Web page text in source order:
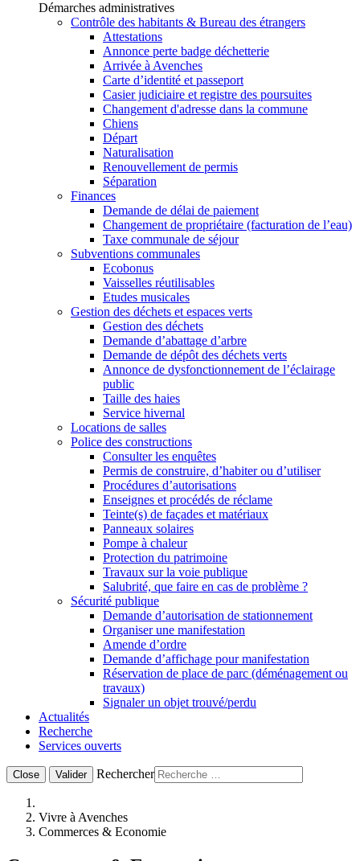
Démarches administratives
Contrôle des habitants & Bureau des étrangers
Attestations
Annonce perte badge déchetterie
Arrivée à Avenches
Carte d’identité et passeport
Casier judiciaire et registre des poursuites
Changement d'adresse dans la commune
Chiens
Départ
Naturalisation
Renouvellement de permis
Séparation
Finances
Demande de délai de paiement
Changement de propriétaire (facturation de l’eau)
Taxe communale de séjour
Subventions communales
Ecobonus
Vaisselles réutilisables
Etudes musicales
Gestion des déchets et espaces verts
Gestion des déchets
Demande d’abattage d’arbre
Demande de dépôt des déchets verts
Annonce de dysfonctionnement de l’éclairage
public
Taille des haies
Service hivernal
Locations de salles
Police des constructions
Consulter les enquêtes
Permis de construire, d’habiter ou d’utiliser
Procédures d’autorisations
Enseignes et procédés de réclame
Teinte(s) de façades et matériaux
Panneaux solaires
Pompe à chaleur
Protection du patrimoine
Travaux sur la voie publique
Salubrité, que faire en cas de problème ?
Sécurité publique
Demande d’autorisation de stationnement
Organiser une manifestation
Amende d’ordre
Demande d’affichage pour manifestation
Réservation de place de parc (déménagement ou
travaux)
Signaler un objet trouvé/perdu
Actualités
Recherche
Services ouverts
Close Valider Rechercher
Vivre à Avenches
Commerces & Economie